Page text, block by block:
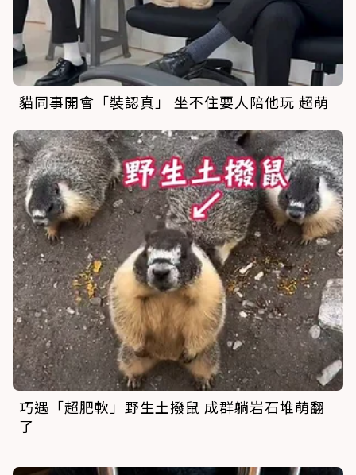
貓同事開會「裝認真」 坐不住要人陪他玩 超萌
巧遇「超肥軟」野生土撥鼠 成群躺岩石堆萌翻
了